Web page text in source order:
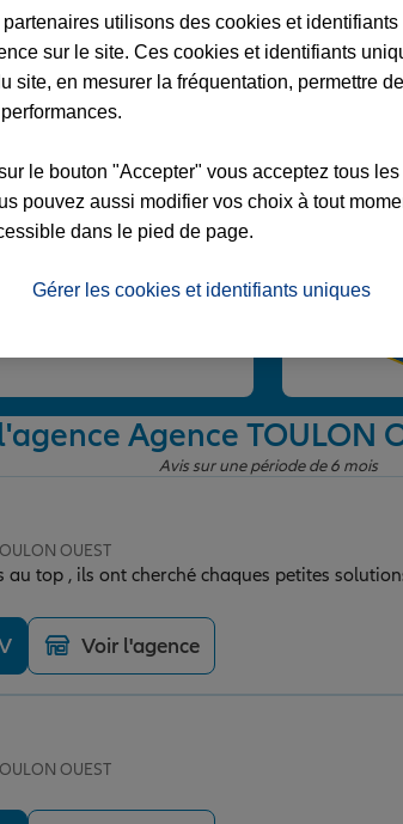
Voir l'agence
TOULON OUEST
Agence TOULON
Avis sur une période de 6 mois
OUEST
top , ils ont cherché chaques petites
Voir l'agence
OUEST
partenaires utilisons des cookies et
sur le site. Ces cookies et identifiants
site, en mesurer la fréquentation, permettre
le bouton "Accepter" vous acceptez tous
pouvez aussi modifier vos choix à tout
dans le pied de page.
Gérer les cookies et identifiants uniques